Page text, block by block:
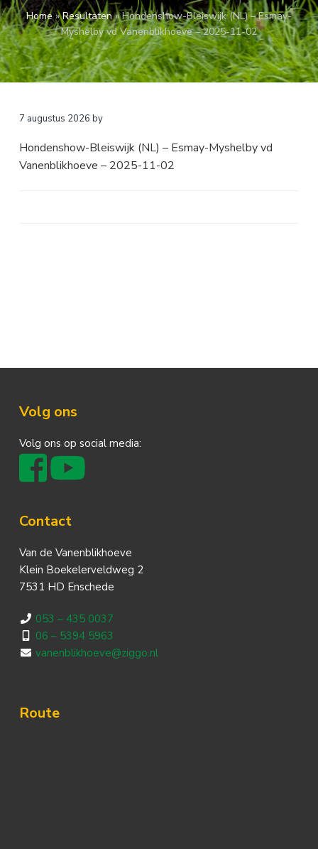
a
v
i
g
a
o
u
d
k
s
t
Home»Resultaten»Hondenshow-Bleiswijk (NL) – Esmay-
Myshelby vd Vanenblikhoeve – 2025-11-02
7 augustus 2026 by
Hondenshow-Bleiswijk (NL) – Esmay-Myshelby vd
Vanenblikhoeve – 2025-11-02
Footer
Volg ons
Volg ons op social media:
Contact
Van de Vanenblikhoeve
Klein Boekelerveldweg 2
7531 HD Enschede
053 – 435 0037
06 – 5394 5963
vanenblikhoeve@ziggo.nl
Route